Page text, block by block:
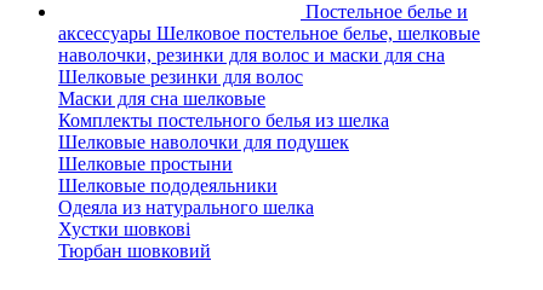
Постельное белье и
аксессуары Шелковое постельное белье, шелковые
наволочки, резинки для волос и маски для сна
Шелковые резинки для волос
Маски для сна шелковые
Комплекты постельного белья из шелка
Шелковые наволочки для подушек
Шелковые простыни
Шелковые пододеяльники
Одеяла из натурального шелка
Хустки шовкові
Тюрбан шовковий